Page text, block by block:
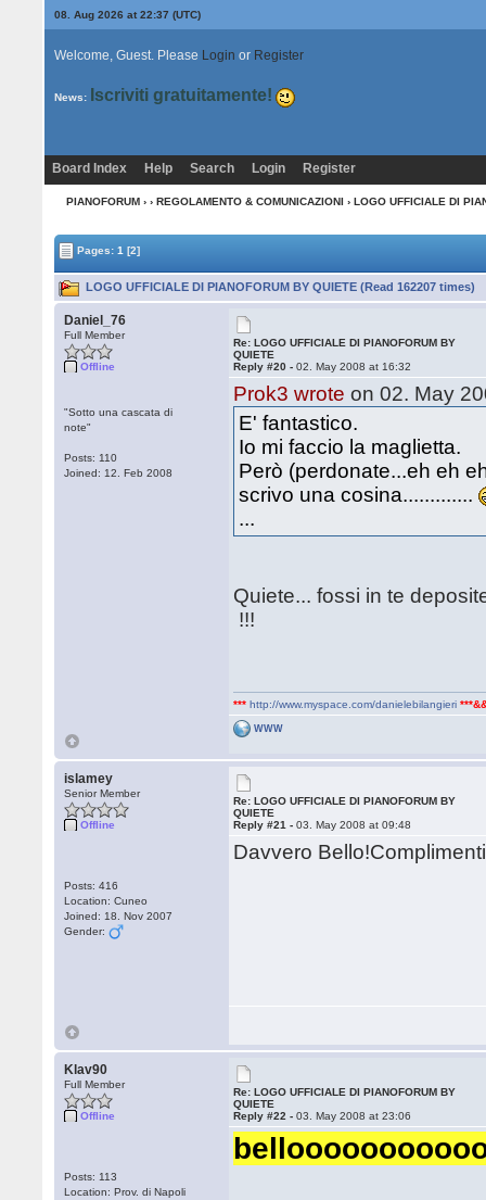
08. Aug 2026 at 22:37 (UTC)
Welcome, Guest. Please Login or Register
News: Iscriviti gratuitamente!
Board Index Help Search Login Register
PIANOFORUM› › REGOLAMENTO & COMUNICAZIONI › LOGO UFFICIALE DI
Pages:1 [2]
LOGO UFFICIALE DI PIANOFORUM BY QUIETE (Read 162207 times)
Daniel_76
Full Member
Offline
"Sotto una cascata di
note"
Posts: 110
Joined: 12. Feb 2008
Re: LOGO UFFICIALE DI PIANOFORUM BY
QUIETE
Reply #20 -02. May 2008 at 16:32
Prok3 wrote on 02. May
E' fantastico.
Io mi faccio la maglietta.
Però (perdonate...eh eh
scrivo una cosina.............
...
Quiete... fossi in te
!!!
***http://www.myspace.com/danielebilangieri
WWW
islamey
Senior Member
Offline
Posts: 416
Location: Cuneo
Joined: 18. Nov 2007
Gender:
Re: LOGO UFFICIALE DI PIANOFORUM BY
QUIETE
Reply #21 -03. May 2008 at 09:48
Davvero
Klav90
Full Member
Offline
Posts: 113
Location: Prov. di Napoli
Re: LOGO UFFICIALE DI PIANOFORUM BY
QUIETE
Reply #22 -03. May 2008 at 23:06